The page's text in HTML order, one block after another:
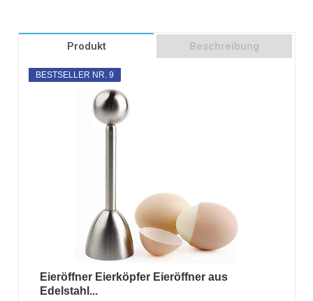
Produkt Beschreibung
BESTSELLER NR. 9
Eieröffner Eierköpfer Eieröffner aus
Edelstahl...